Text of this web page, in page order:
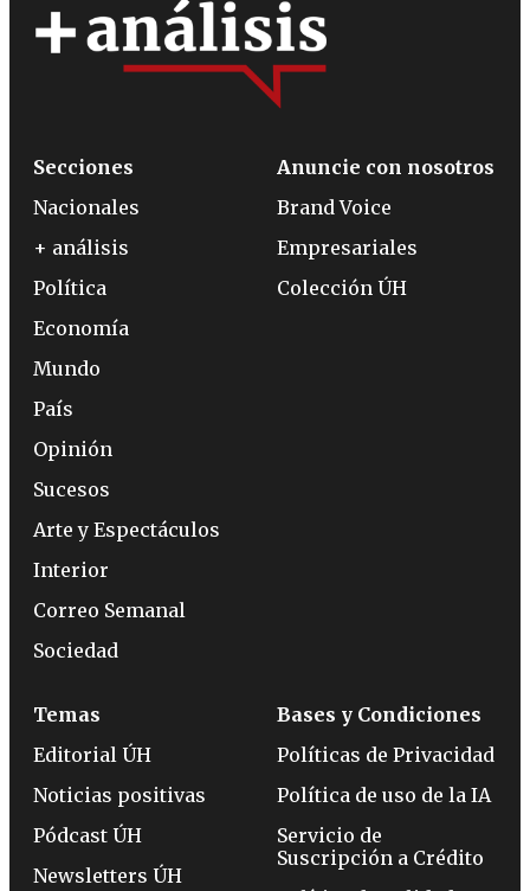
Secciones
Nacionales
+ análisis
Política
Economía
Mundo
País
Opinión
Sucesos
Arte y Espectáculos
Interior
Correo Semanal
Sociedad
Anuncie con nosotros
Brand Voice
Empresariales
Colección ÚH
Temas
Editorial ÚH
Noticias positivas
Pódcast ÚH
Newsletters ÚH
Bases y Condiciones
Políticas de Privacidad
Política de uso de la IA
Servicio de
Suscripción a Crédito